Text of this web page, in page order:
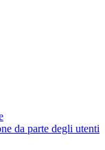
da parte degli utenti